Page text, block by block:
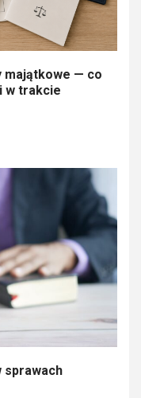
majątkowe — co
w trakcie
sprawach